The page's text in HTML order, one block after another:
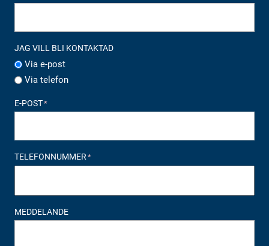
JAG VILL BLI KONTAKTAD
Via e-post
Via telefon
E-POST*
TELEFONNUMMER*
MEDDELANDE